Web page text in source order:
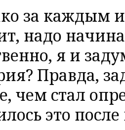
за каждым
надо
я и
Правда,
чем стал
это